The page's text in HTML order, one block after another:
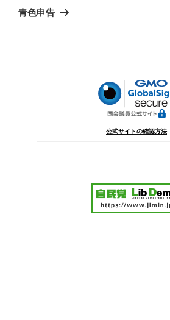
ゲ
の
青色申告
公式サイトの確認方法